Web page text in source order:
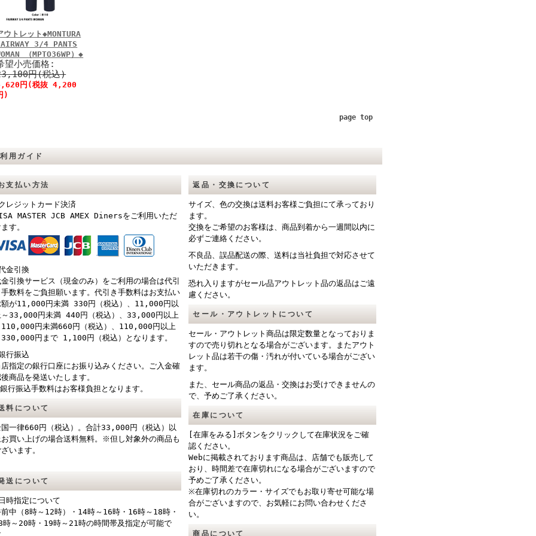
ウトレット◆MONTURA
3/4 PANTS
（MPTO36WP）◆
望小売価格:
円(税込)
円(税抜 4,200
)
page top
用ガイド
支払い方法
レジットカード決済
MASTER JCB AMEX Dinersをご利用いただ
す。
金引換
引換サービス（現金のみ）をご利用の場合は代引
数料をご負担願います。代引き手数料はお支払い
額が11,000円未満 330円（税込）、11,000円以
～33,000円未満 440円（税込）、33,000円以上
110,000円未満660円（税込）、110,000円以上
330,000円まで 1,100円（税込）となります。
行振込
指定の銀行口座にお振り込みください。ご入金確
商品を発送いたします。
行振込手数料はお客様負担となります。
料について
国一律660円（税込）。合計33,000円（税込）以
買い上げの場合送料無料。※但し対象外の商品も
います。
送について
時指定について
中（8時～12時）・14時～16時・16時～18時・
時～20時・19時～21時の時間帯及指定が可能で
返品・交換について
サイズ、色の交換は送料お客様ご負担にて承っており
ます。
交換をご希望のお客様は、商品到着から一週間以内に
必ずご連絡ください。
不良品、誤品配送の際、送料は当社負担で対応させて
いただきます。
恐れ入りますがセール品アウトレット品の返品はご遠
慮ください。
セール・アウトレットについて
セール・アウトレット商品は限定数量となっておりま
すので売り切れとなる場合がございます。またアウト
レット品は若干の傷・汚れが付いている場合がござい
ます。
また、セール商品の返品・交換はお受けできませんの
で、予めご了承ください。
在庫について
[在庫をみる]ボタンをクリックして在庫状況をご確
認ください。
Webに掲載されております商品は、店舗でも販売して
おり、時間差で在庫切れになる場合がございますので
予めご了承ください。
※在庫切れのカラー・サイズでもお取り寄せ可能な場
合がございますので、お気軽にお問い合わせくださ
い。
商品について